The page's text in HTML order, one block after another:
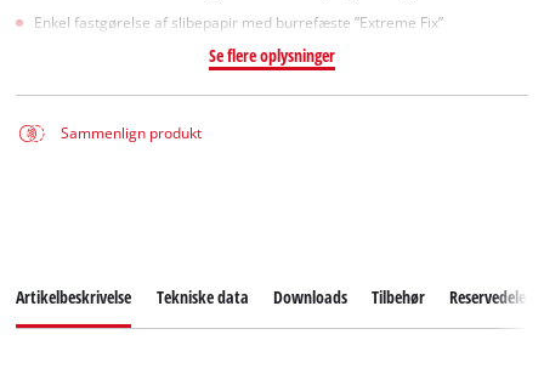
Enkel fastgørelse af slibepapir med burrefæste ”Extreme Fix”
Se flere oplysninger
Sammenlign produkt
Artikelbeskrivelse Tekniske data Downloads Tilbehør Reservedele